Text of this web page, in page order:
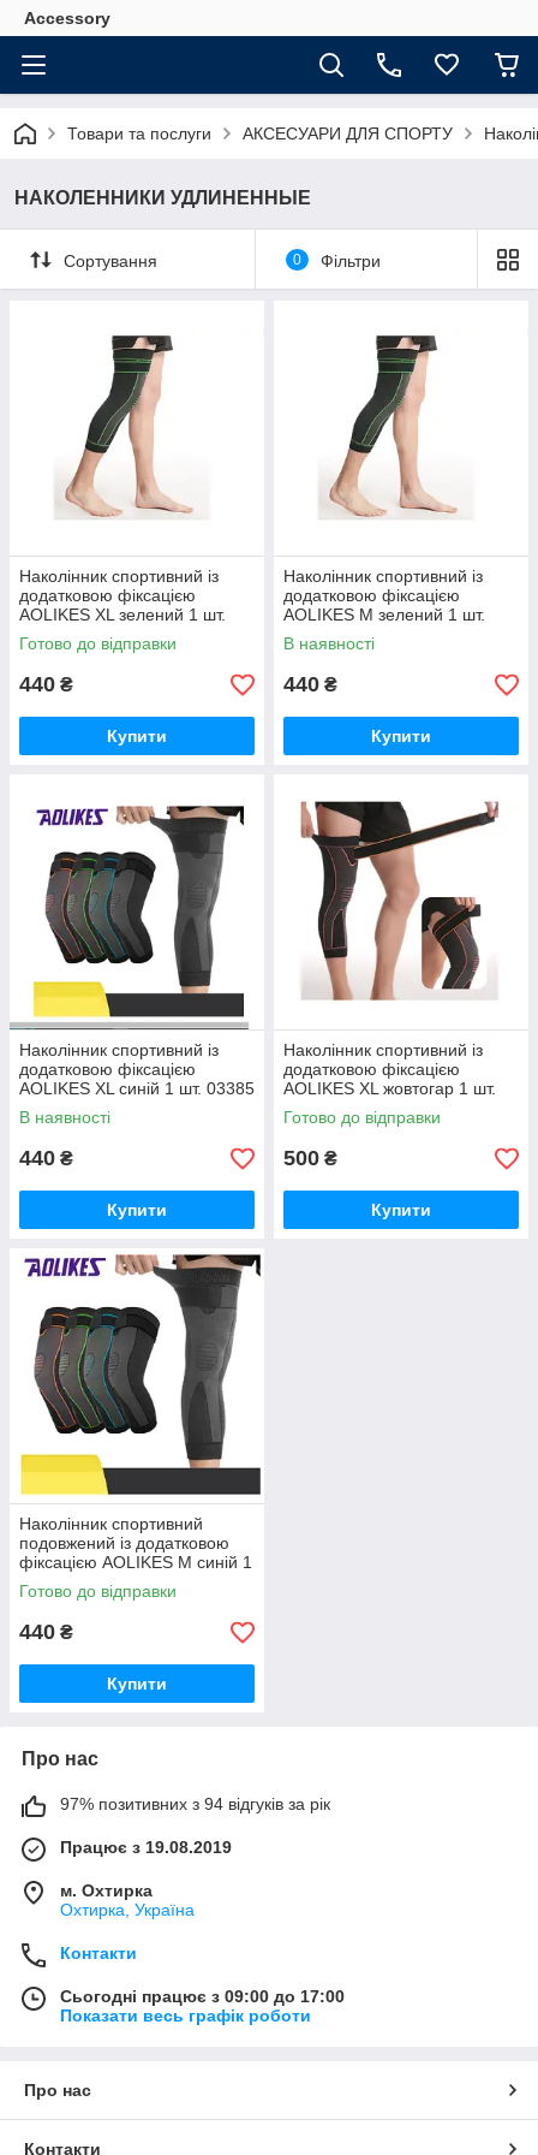
Accessory
Товари та послуги АКСЕСУАРИ ДЛЯ СПОРТУ
НАКОЛЕННИКИ УДЛИНЕННЫЕ
Сортування 0 Фільтри
Наколінник спортивний із
додатковою фіксацією
AOLIKES XL зелений 1 шт.
03380
Готово до відправки
440 ₴
Купити
Наколінник спортивний із
додатковою фіксацією
AOLIKES M зелений 1 шт.
03382
В наявності
440 ₴
Купити
Наколінник спортивний із
додатковою фіксацією
AOLIKES XL синій 1 шт. 03385
В наявності
440 ₴
Купити
Наколінник спортивний із
додатковою фіксацією
AOLIKES XL жовтогар 1 шт.
03386
Готово до відправки
500 ₴
Купити
Наколінник спортивний
подовжений із додатковою
фіксацією AOLIKES M синій 1
шт. 03373
Готово до відправки
440 ₴
Купити
Про нас
97% позитивних з 94 відгуків за рік
Працює з 19.08.2019
м. Охтирка
Охтирка, Україна
Контакти
Сьогодні працює з 09:00 до 17:00
Показати весь графік роботи
Про нас
Контакти